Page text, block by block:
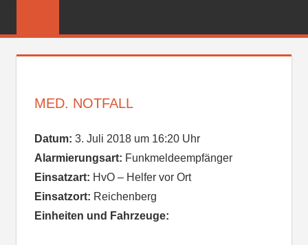
FEUERWEHR
MED. NOTFALL
Datum: 3. Juli 2018 um 16:20 Uhr
Alarmierungsart: Funkmeldeempfänger
Einsatzart: HvO – Helfer vor Ort
Einsatzort: Reichenberg
Einheiten und Fahrzeuge: